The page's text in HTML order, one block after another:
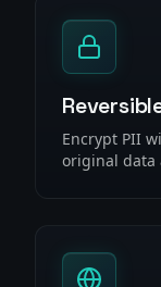
Encrypt PII
original data